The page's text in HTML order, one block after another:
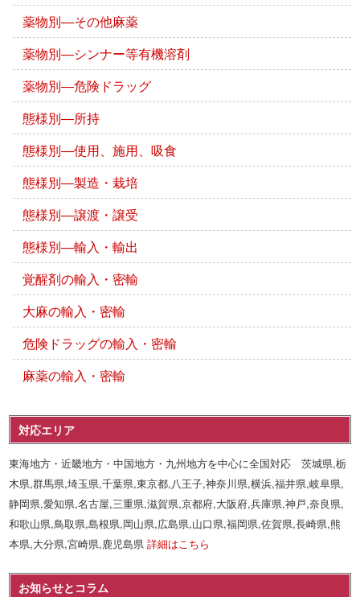
薬物別―その他麻薬
薬物別―シンナー等有機溶剤
薬物別―危険ドラッグ
態様別―所持
態様別―使用、施用、吸食
態様別―製造・栽培
態様別―譲渡・譲受
態様別―輸入・輸出
覚醒剤の輸入・密輸
大麻の輸入・密輸
危険ドラッグの輸入・密輸
麻薬の輸入・密輸
対応エリア
東海地方・近畿地方・中国地方・九州地方を中心に全国対応 茨城県,栃
木県,群馬県,埼玉県,千葉県,東京都,八王子,神奈川県,横浜,福井県,岐阜県,
静岡県,愛知県,名古屋,三重県,滋賀県,京都府,大阪府,兵庫県,神戸,奈良県,
和歌山県,鳥取県,島根県,岡山県,広島県,山口県,福岡県,佐賀県,長崎県,熊
本県,大分県,宮崎県,鹿児島県詳細はこちら
お知らせとコラム